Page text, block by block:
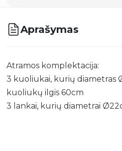
Aprašymas
Atramos komplektacija:
3 kuoliukai, kurių diametras
kuoliukų ilgis 60cm
3 lankai, kurių diametrai